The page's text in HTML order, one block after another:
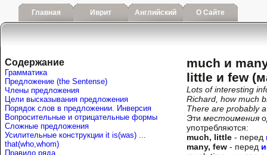
Главная Иврит Английский О Сайте
Содержание
Грамматика
Предложение (the Sentense)
Члены предложения
Цели высказывания предложения
Порядок слов в предложении. Инверсия
Вопросительные и отрицательные формы
Сложные предложения
Усилительные конструкции it is(was) ...
that(who,whom)
Правило ряда
much и
little и few
Lots of interesting
Richard, how much
There are probably
Эти местоимения
употребляются:
much, little - перед
many, few - перед